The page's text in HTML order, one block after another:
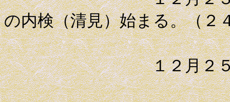
の内検（清見）始まる。（２
１２月２５日